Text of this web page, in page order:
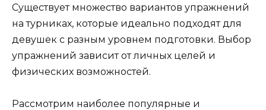
Существует множество вариантов упражнений
на турниках, которые идеально подходят для
девушек с разным уровнем подготовки. Выбор
упражнений зависит от личных целей и
физических возможностей.
Рассмотрим наиболее популярные и